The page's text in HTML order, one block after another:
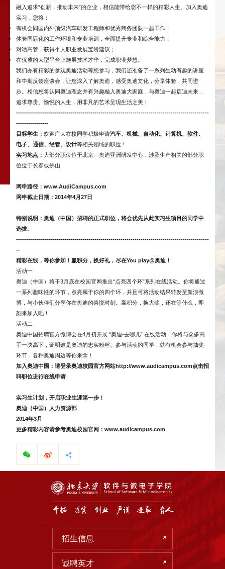
融入追求“创新，推动未来”的企业，相信能带给您不一样的精彩人生。加入奥迪
实习，您将：
有机会同国内外顶级汽车研发工程师和优秀商务团队一起工作；
体验国际化的工作环境和专业培训，全面提升专业和综合能力；
对话高管，获得个人职业发展宝贵建议；
在优质的大型平台上施展技术才华，完成职业梦想。
我们亦有精彩的参观奥迪活动等您参与，我们还准备了一系列生动有趣的讲座
和中期反馈座谈会，让您深入了解奥迪，感受奥迪文化，分享体验，共同进
步。相信您将认同奥迪理念并有兴趣融入奥迪大家庭，与奥迪一起启迪未来，
追求尊贵、愉悦的人生，用非凡的艺术呈现生活之美！
------------------------------------------------------------------------------------------------
----------------
目标学生： 欢迎广大在校同学积极申请汽车、机械、自动化、计算机、软件、
电子、通信、经管、设计等相关领域的职位！
实习地点： 大部分职位位于北京—奥迪亚洲研发中心，涉及生产相关的部分职
位位于长春或佛山
网申路径： www.AudiCampus.com
网申截止日期： 2014年4月27日
特别说明：奥迪（中国）招聘的正式职位，将会优先从此实习生项目的同学中
选拔。
------------------------------------------------------------------------------------------------
--
精彩在线，等你参加！赢积分，换好礼，尽在You play@奥迪！
活动一
奥迪（中国）将于3月底在校园官网推出“点亮四个环”系列在线活动。你将通过
一系列趣味性的环节，点亮属于你的四个环，并且可将活动结果转发至新浪微
博，与小伙伴们分享你在奥迪的喜悦时刻。赢积分，换大奖，还在等什么，即
刻来加入吧！
活动二
奥迪中国招聘官方微博会在4月初开展 “奥迪-去哪儿” 在线活动，你将与众多高
手一决高下，证明谁是奥迪的忠实粉丝。参与活动的同学，就有机会参与抽奖
环节，各种奥迪周边等你来拿！
加入奥迪中国：请登录奥迪校园官方网站http://www.audicampus.com点击招
聘职位进行在线申请
实习生计划，开启职业生涯第一步！
奥迪（中国）人力资源部
2014年3月
更多精彩内容请参考奥迪校园官网： www.audicampus.com
招生信息
诚聘英才